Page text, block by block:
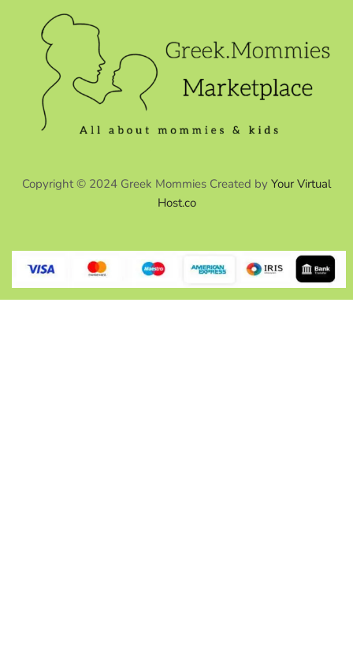
Copyright © 2024 Greek Mommies Created by Your Virtual
Host.co